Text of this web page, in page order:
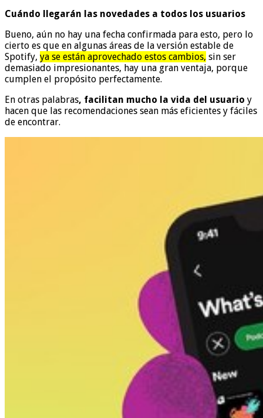
Cuándo llegarán las novedades a todos los usuarios
Bueno, aún no hay una fecha confirmada para esto, pero lo
cierto es que en algunas áreas de la versión estable de
Spotify, ya se están aprovechado estos cambios, sin ser
demasiado impresionantes, hay una gran ventaja, porque
cumplen el propósito perfectamente.
En otras palabras, facilitan mucho la vida del usuario y
hacen que las recomendaciones sean más eficientes y fáciles
de encontrar.